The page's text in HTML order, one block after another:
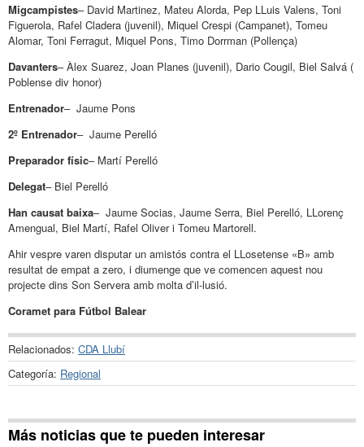
Migcampistes– David Martinez, Mateu Alorda, Pep LLuis Valens, Toni
Figuerola, Rafel Cladera (juvenil), Miquel Crespi (Campanet), Tomeu
Alomar, Toni Ferragut, Miquel Pons, Timo Dorrman (Pollença)
Davanters– Àlex Suarez, Joan Planes (juvenil), Dario Cougil, Biel Salvá (
Poblense div honor)
Entrenador– Jaume Pons
2º Entrenador– Jaume Perelló
Preparador físic– Martí Perelló
Delegat– Biel Perelló
Han causat baixa– Jaume Socias, Jaume Serra, Biel Perelló, LLorenç
Amengual, Biel Martí, Rafel Oliver i Tomeu Martorell.
Ahir vespre varen disputar un amistós contra el LLosetense «B» amb
resultat de empat a zero, i diumenge que ve comencen aquest nou
projecte dins Son Servera amb molta d’il-lusió.
Coramet para Fútbol Balear
Relacionados: CDA Llubí
Categoría: Regional
Más noticias que te pueden interesar